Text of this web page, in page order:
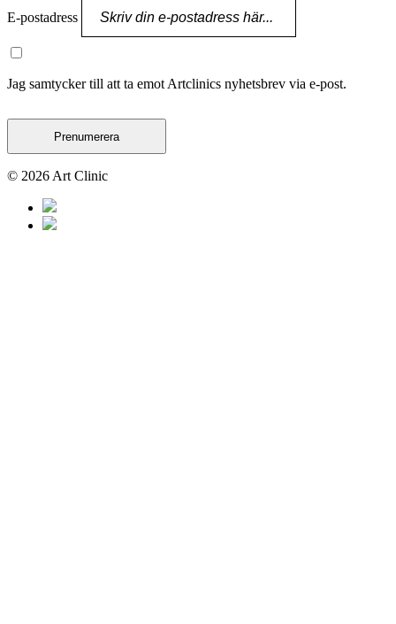
E-postadress
Jag samtycker till att ta emot Artclinics nyhetsbrev via e-post.
Prenumerera
© 2026 Art Clinic